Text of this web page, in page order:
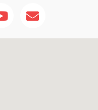
Y
o
u
E
n
v